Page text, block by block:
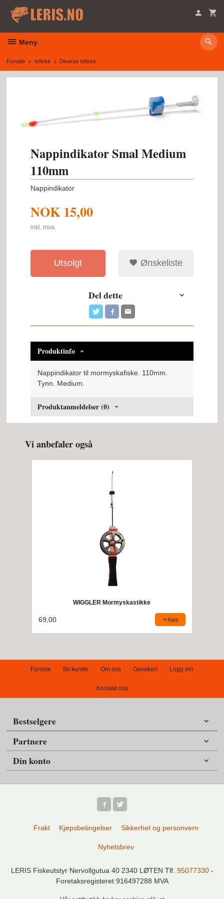
innholdet
Meny
Forside Isfiske Diverse Isfiske
Nappindikator Smal Medium
110mm
Nappindikator
NOK 15,00
inkl. mva.
Utsolgt Ønskeliste
Del dette
Produktinfo
Nappindikator til mormyskafiske. 110mm.
Tynn. Medium.
Produktanmeldelser (0)
Vi anbefaler også
WIGGLER Mormyskastikke
69,00 Kjøp
Forside Bli kunde Om oss Gavekort Logg inn
Kontakt oss
Bestselgere
Partnere
Din konto
Frakt Kjøpsbetingelser Sikkerhet og personvern
Nyhetsbrev
LERIS Fiskeutstyr Nervollgutua 40 2340 LØTEN Tlf. 95077330-
Foretaksregisteret 916497288 MVA